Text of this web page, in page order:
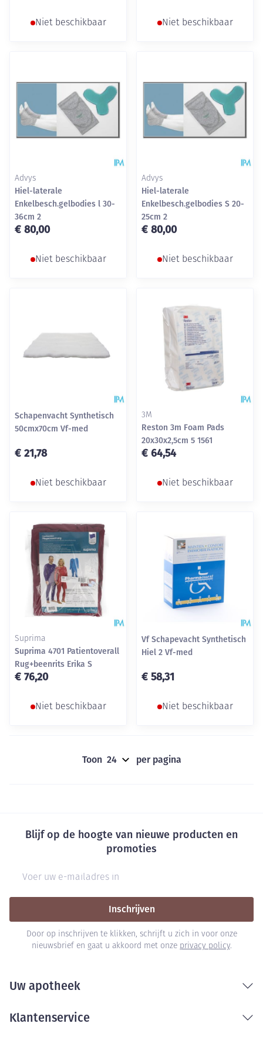
Niet beschikbaar Niet beschikbaar
Advys
Hiel-laterale
Enkelbesch.gelbodies l 30-
36cm 2
€ 80,00
Niet beschikbaar
Advys
Hiel-laterale
Enkelbesch.gelbodies S 20-
25cm 2
€ 80,00
Niet beschikbaar
Schapenvacht Synthetisch
50cmx70cm Vf-med
€ 21,78
Niet beschikbaar
3M
Reston 3m Foam Pads
20x30x2,5cm 5 1561
€ 64,54
Niet beschikbaar
Suprima
Suprima 4701 Patientoverall
Rug+beenrits Erika S
€ 76,20
Niet beschikbaar
Vf Schapevacht Synthetisch
Hiel 2 Vf-med
€ 58,31
Niet beschikbaar
Toon per pagina
Blijf op de hoogte van nieuwe producten en
promoties
Inschrijven
Door op inschrijven te klikken, schrijft u zich in voor onze
nieuwsbrief en gaat u akkoord met onze privacy policy.
Uw apotheek
Klantenservice